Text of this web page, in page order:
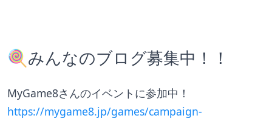
🍭みんなのブログ募集中！！
MyGame8さんのイベントに参加中！
https://mygame8.jp/games/campaign-